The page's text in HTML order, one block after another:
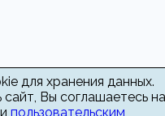
для хранения данных.
Вы соглашаетесь на
пользовательским